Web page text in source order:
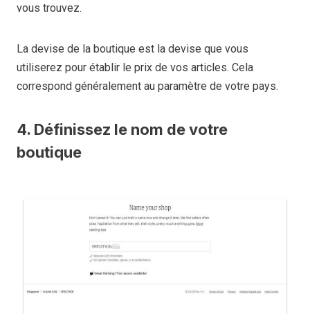
vous trouvez.
La devise de la boutique est la devise que vous
utiliserez pour établir le prix de vos articles. Cela
correspond généralement au paramètre de votre pays.
4. Définissez le nom de votre
boutique